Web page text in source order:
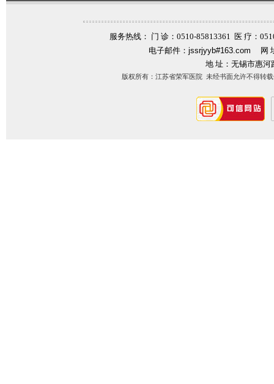
服务热线： 门 诊：0510-85813361 医 疗：
电子邮件： jssrjyyb#163.com
网
地 址：无锡市惠河
版权所有：江苏省荣军医院 未经书面允许不得转